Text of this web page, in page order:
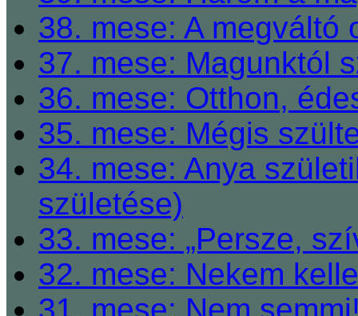
38. mese: A megváltó
37. mese: Magunktól
36. mese: Otthon,
35. mese: Mégis
34. mese: Anya
születése)
33. mese: „Persze,
32. mese: Nekem
31. mese: Nem